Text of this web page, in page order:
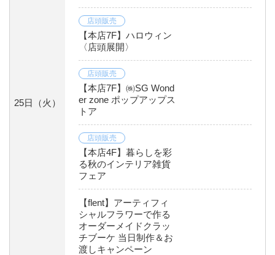
25日 （火）
店頭販売
【本店7F】ハロウィン
〈店頭展開〉
店頭販売
【本店7F】㈱SG Wond
er zone ポップアップス
トア
店頭販売
【本店4F】暮らしを彩
る秋のインテリア雑貨
フェア
【flent】アーティフィ
シャルフラワーで作る
オーダーメイドクラッ
チブーケ 当日制作＆お
渡しキャンペーン